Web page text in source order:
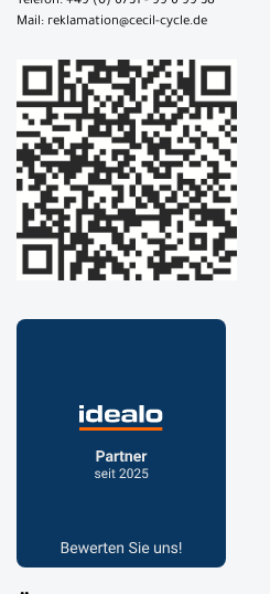
Mail: reklamation@cecil-cycle.de